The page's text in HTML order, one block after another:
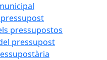
pressupostos
pressupost